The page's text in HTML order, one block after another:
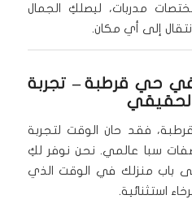
مدربات، ليصلكِ الجمال
إلى أي مكان.
في حي قرطبة– تجربة
فقد حان الوقت لتجربة
سبا عالمي. نحن نوفر لكِ
باب منزلك في الوقت الذي
استثنائية.